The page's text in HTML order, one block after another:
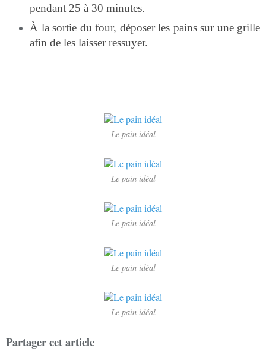
pendant 25 à 30 minutes.
À la sortie du four, déposer les pains sur une grille
afin de les laisser ressuyer.
Le pain idéal
Le pain idéal
Le pain idéal
Le pain idéal
Le pain idéal
Partager cet article